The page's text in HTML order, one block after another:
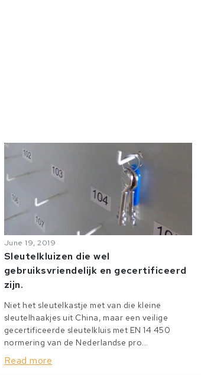
June 19, 2019
Sleutelkluizen die wel
gebruiksvriendelijk en gecertificeerd
zijn.
Niet het sleutelkastje met van die kleine
sleutelhaakjes uit China, maar een veilige
gecertificeerde sleutelkluis met EN 14 450
normering van de Nederlandse pro...
Read more